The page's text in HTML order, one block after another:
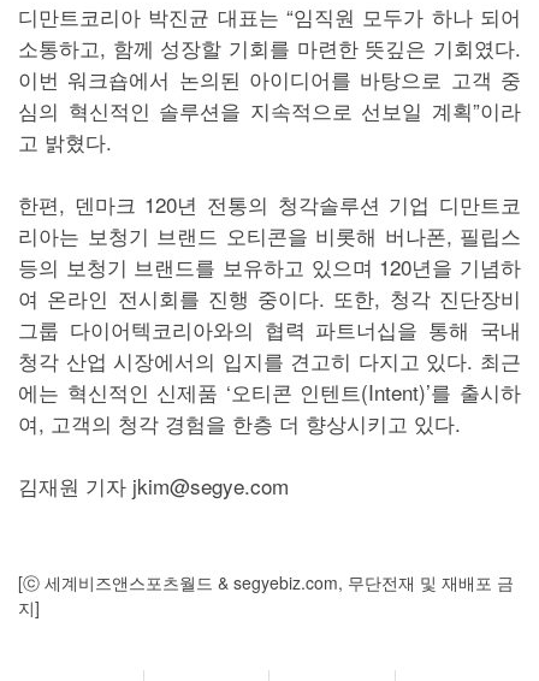
디만트코리아 박진균 대표는 “임직원 모두가 하나 되어
소통하고, 함께 성장할 기회를 마련한 뜻깊은 기회였다.
이번 워크숍에서 논의된 아이디어를 바탕으로 고객 중
심의 혁신적인 솔루션을 지속적으로 선보일 계획”이라
고 밝혔다.
한편, 덴마크 120년 전통의 청각솔루션 기업 디만트코
리아는 보청기 브랜드 오티콘을 비롯해 버나폰, 필립스
등의 보청기 브랜드를 보유하고 있으며 120년을 기념하
여 온라인 전시회를 진행 중이다. 또한, 청각 진단장비
그룹 다이어텍코리아와의 협력 파트너십을 통해 국내
청각 산업 시장에서의 입지를 견고히 다지고 있다. 최근
에는 혁신적인 신제품 ‘오티콘 인텐트(Intent)’를 출시하
여, 고객의 청각 경험을 한층 더 향상시키고 있다.
김재원 기자 jkim@segye.com
[ⓒ 세계비즈앤스포츠월드 & segyebiz.com, 무단전재 및 재배포 금
지]